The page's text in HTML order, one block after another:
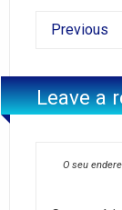
Previous
Leave a
O seu